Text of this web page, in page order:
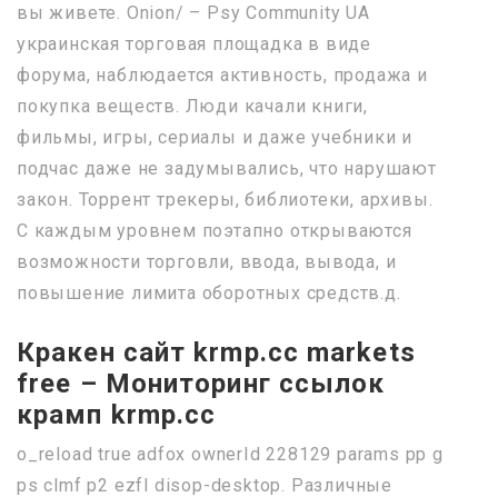
вы живете. Onion/ – Psy Community UA
украинская торговая площадка в виде
форума, наблюдается активность, продажа и
покупка веществ. Люди качали книги,
фильмы, игры, сериалы и даже учебники и
подчас даже не задумывались, что нарушают
закон. Торрент трекеры, библиотеки, архивы.
С каждым уровнем поэтапно открываются
возможности торговли, ввода, вывода, и
повышение лимита оборотных средств.д.
Кракен сайт krmp.cc markets
free – Мониторинг ссылок
крамп krmp.cc
o_reload true adfox ownerId 228129 params pp g
ps clmf p2 ezfl disop-desktop. Различные